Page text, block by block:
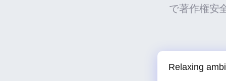
で著作権安